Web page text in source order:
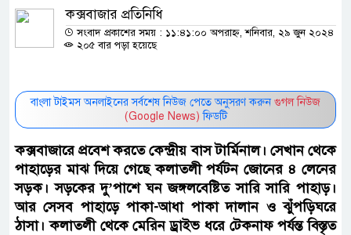
কক্সবাজার প্রতিনিধি
সংবাদ প্রকাশের সময় : ১১:৪১:০০ অপরাহ্ন, শনিবার, ২৯ জুন ২০২৪
২০৫ বার পড়া হয়েছে
বাংলা টাইমস অনলাইনের সর্বশেষ নিউজ পেতে অনুসরণ করুন গুগল নিউজ
(Google News) ফিডটি
কক্সবাজারে প্রবেশ করতে কেন্দ্রীয় বাস টার্মিনাল। সেখান থেকে
পাহাড়ের মাঝ দিয়ে গেছে কলাতলী পর্যটন জোনের ৪ লেনের
সড়ক। সড়কের দু’পাশে ঘন জঙ্গলবেষ্টিত সারি সারি পাহাড়।
আর সেসব পাহাড়ে পাকা-আধা পাকা দালান ও ঝুঁপড়িঘরে
ঠাসা। কলাতলী থেকে মেরিন ড্রাইভ ধরে টেকনাফ পর্যন্ত বিস্তৃত